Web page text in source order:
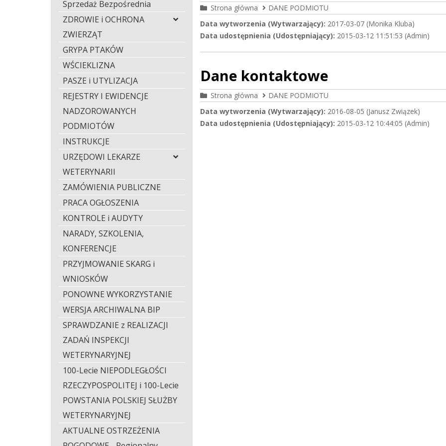
Sprzedaż Bezpośrednia
ZDROWIE i OCHRONA
ZWIERZĄT
GRYPA PTAKÓW
WŚCIEKLIZNA
PASZE i UTYLIZACJA
REJESTRY I EWIDENCJE
NADZOROWANYCH
PODMIOTÓW
INSTRUKCJE
URZĘDOWI LEKARZE
WETERYNARII
ZAMÓWIENIA PUBLICZNE
PRACA OGŁOSZENIA
KONTROLE i AUDYTY
NARADY, SZKOLENIA,
KONFERENCJE
PRZYJMOWANIE SKARG i
WNIOSKÓW
PONOWNE WYKORZYSTANIE
WERSJA ARCHIWALNA BIP
SPRAWDZANIE z REALIZACJI
ZADAŃ INSPEKCJI
WETERYNARYJNEJ
100-Lecie NIEPODLEGŁOŚCI
RZECZYPOSPOLITEJ i 100-Lecie
POWSTANIA POLSKIEJ SŁUŻBY
WETERYNARYJNEJ
AKTUALNE OSTRZEŻENIA
Strona główna
DANE PODMIOTU
Data wytworzenia (Wytwarzający): 2017-03-07 (Monika Kluba)
Data udostępnienia (Udostępniający): 2015-03-12 11:51:53 (Admin)
Dane kontaktowe
Strona główna
DANE PODMIOTU
Data wytworzenia (Wytwarzający): 2016-08-05 (Janusz Związek)
Data udostępnienia (Udostępniający): 2015-03-12 10:44:05 (Admin)